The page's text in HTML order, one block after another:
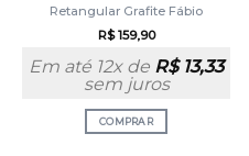
Retangular Grafite Fábio
R$159,90
Em até 12x de R$13,33
sem juros
COMPRAR